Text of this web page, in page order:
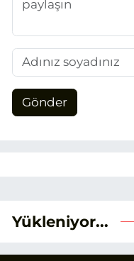
Gönder
Yükleniyor...